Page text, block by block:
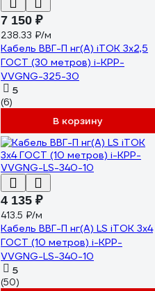
7 150 ₽
238.33 ₽/м
Кабель ВВГ-П нг(А) iTOK 3x2,5
ГОСТ (30 метров) i-KPP-
VVGNG-325-30
5
(6)
В корзину
4 135 ₽
413.5 ₽/м
Кабель ВВГ-П нг(А) LS iTOK 3x4
ГОСТ (10 метров) i-KPP-
VVGNG-LS-340-10
5
(50)